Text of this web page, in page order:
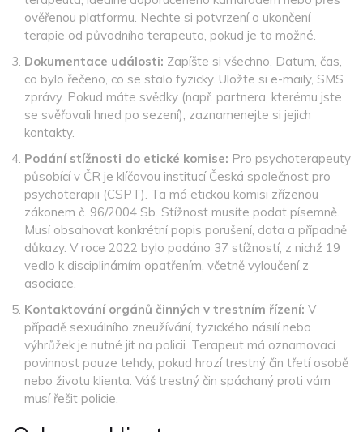
ověřenou platformu. Nechte si potvrzení o ukončení
terapie od původního terapeuta, pokud je to možné.
Dokumentace události: Zapíšte si všechno. Datum, čas,
co bylo řečeno, co se stalo fyzicky. Uložte si e-maily, SMS
zprávy. Pokud máte svědky (např. partnera, kterému jste
se svěřovali hned po sezení), zaznamenejte si jejich
kontakty.
Podání stížnosti do etické komise: Pro psychoterapeuty
působící v ČR je klíčovou institucí Česká společnost pro
psychoterapii (CSPT). Ta má etickou komisi zřízenou
zákonem č. 96/2004 Sb. Stížnost musíte podat písemně.
Musí obsahovat konkrétní popis porušení, data a případně
důkazy. V roce 2022 bylo podáno 37 stížností, z nichž 19
vedlo k disciplinárním opatřením, včetně vyloučení z
asociace.
Kontaktování orgánů činných v trestním řízení: V
případě sexuálního zneužívání, fyzického násilí nebo
výhrůžek je nutné jít na policii. Terapeut má oznamovací
povinnost pouze tehdy, pokud hrozí trestný čin třetí osobě
nebo životu klienta. Váš trestný čin spáchaný proti vám
musí řešit policie.